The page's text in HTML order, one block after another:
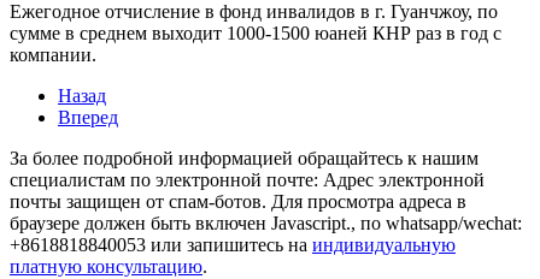
Ежегодное отчисление в фонд инвалидов в г. Гуанчжоу, по
сумме в среднем выходит 1000-1500 юаней КНР раз в год с
компании.
Назад
Вперед
За более подробной информацией обращайтесь к нашим
специалистам по электронной почте: Адрес электронной
почты защищен от спам-ботов. Для просмотра адреса в
браузере должен быть включен Javascript., по whatsapp/wechat:
+8618818840053 или запишитесь на индивидуальную
платную консультацию.